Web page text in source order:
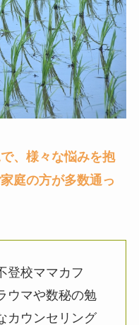
、様々な悩みを抱
庭の方が多数通っ
登校ママカフ
ウマや数秘の勉
カウンセリング